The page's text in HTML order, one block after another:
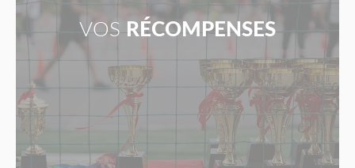
VOS RÉCOMPENSES